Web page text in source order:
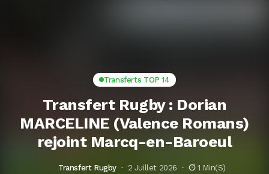
Transferts TOP 14
Transfert Rugby : Dorian
MARCELINE (Valence Romans)
rejoint Marcq-en-Baroeul
Transfert Rugby 2 Juillet 2026 1 Min(s)